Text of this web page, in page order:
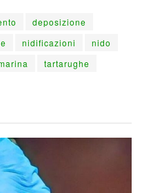
deposizione
nidificazioni
nido
tartarughe